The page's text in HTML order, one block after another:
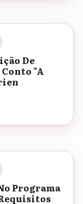
De
"A
Programa